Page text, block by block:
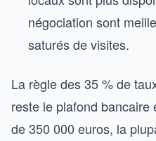
négociation sont
saturés de visites.
La règle des 35 % de
reste le plafond
de 350 000 euros, la